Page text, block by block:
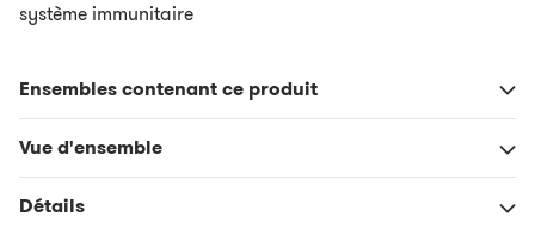
système immunitaire
Ensembles contenant ce produit
Vue d'ensemble
Détails